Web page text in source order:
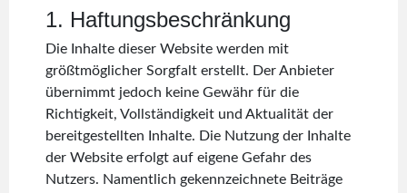
1. Haftungsbeschränkung
Die Inhalte dieser Website werden mit
größtmöglicher Sorgfalt erstellt. Der Anbieter
übernimmt jedoch keine Gewähr für die
Richtigkeit, Vollständigkeit und Aktualität der
bereitgestellten Inhalte. Die Nutzung der Inhalte
der Website erfolgt auf eigene Gefahr des
Nutzers. Namentlich gekennzeichnete Beiträge